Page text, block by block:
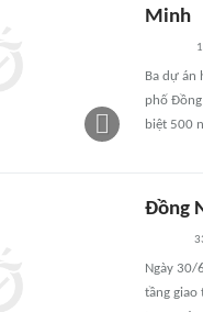
Minh
Ba dự án
phố
biệt 500
Đồng
Ngày 30/
tầng giao